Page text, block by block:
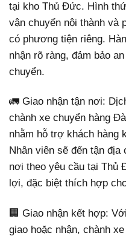
tại kho Thủ Đức. Hình
vận chuyển nội thành và
có phương tiện riêng.
nhận rõ ràng, đảm bảo
chuyển.
🚛 Giao nhận tận nơi:
chành xe chuyển hàng
nhằm hỗ trợ khách hàng
Nhân viên sẽ đến tận địa
nơi theo yêu cầu tại Thủ
lợi, đặc biệt thích hợp
🏢 Giao nhận kết hợp:
giao hoặc nhận, chành